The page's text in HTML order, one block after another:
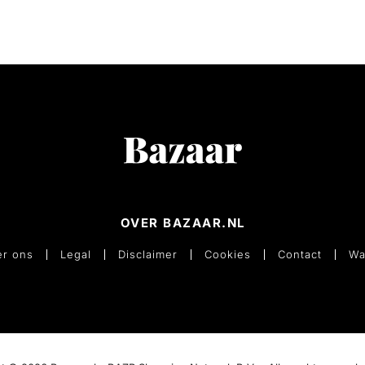
OVER BAZAAR.NL
ons Legal Disclaimer Cookies Contact